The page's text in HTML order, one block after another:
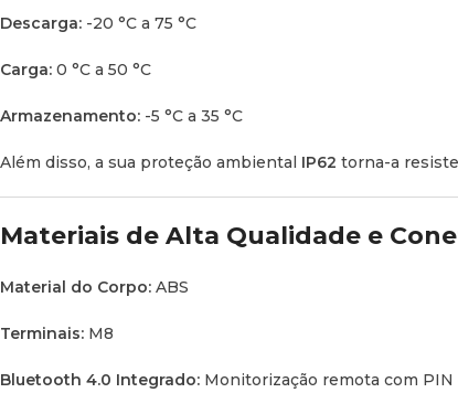
Descarga: -20 °C a 75 °C
Carga: 0 °C a 50 °C
Armazenamento: -5 °C a 35 °C
Além disso, a sua proteção ambiental IP62 torna-a
Materiais de Alta Qualidade e
Material do Corpo: ABS
Terminais: M8
Bluetooth 4.0 Integrado: Monitorização remota com PIN